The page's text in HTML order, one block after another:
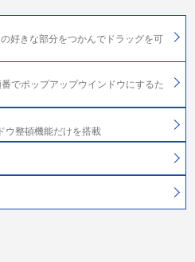
好きな部分をつかんでドラッグを可
でポップアップウインドウにするた
ウ整頓機能だけを搭載